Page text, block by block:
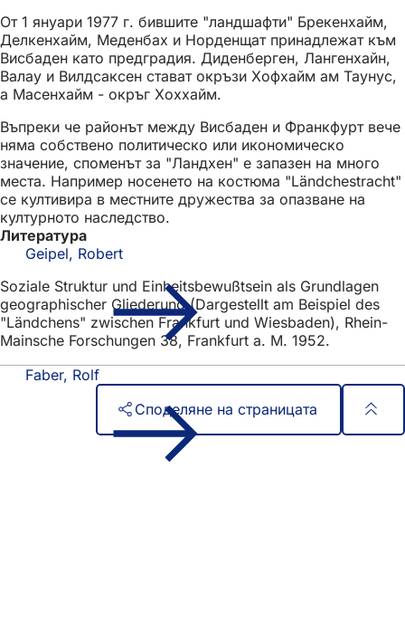
От 1 януари 1977 г. бившите "ландшафти" Брекенхайм,
Делкенхайм, Меденбах и Норденщат принадлежат към
Висбаден като предградия. Диденберген, Лангенхайн,
Валау и Вилдсаксен стават окръзи Хофхайм ам Таунус,
а Масенхайм - окръг Хоххайм.
Въпреки че районът между Висбаден и Франкфурт вече
няма собствено политическо или икономическо
значение, споменът за "Ландхен" е запазен на много
места. Например носенето на костюма "Ländchestracht"
се култивира в местните дружества за опазване на
културното наследство.
Литература
Geipel, Robert
Soziale Struktur und Einheitsbewußtsein als Grundlagen
geographischer Gliederung (Dargestellt am Beispiel des
"Ländchens" zwischen Frankfurt und Wiesbaden), Rhein-
Mainsche Forschungen 38, Frankfurt a. M. 1952.
Faber, Rolf
Споделяне на страницата